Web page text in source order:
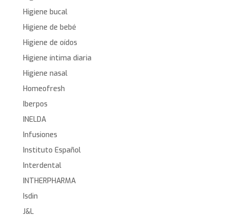
Higiene bucal
Higiene de bebé
Higiene de oídos
Higiene íntima diaria
Higiene nasal
Homeofresh
Iberpos
INELDA
Infusiones
Instituto Español
Interdental
INTHERPHARMA
Isdin
J&L